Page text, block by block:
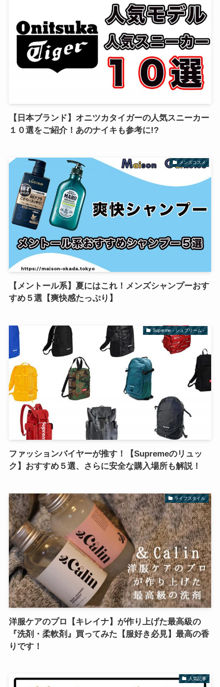
【日本ブランド】オニツカタイガーの人気スニーカー
１０選をご紹介！あのナイキも参考に!?
メンズコスメ
【メントール系】夏にはこれ！メンズシャンプーおす
すめ５選【爽快感たっぷり】
Supreme - シュプリーム -
ファッションバイヤーが推す！【Supremeのリュッ
ク】おすすめ５選、さらに安全な購入場所も解説！
ライフスタイル
洋服ケアのプロ【キレイナ】が作り上げた最高級の
『洗剤・柔軟剤』買ってみた【服好き必見】最高の香
りです！
人気記事